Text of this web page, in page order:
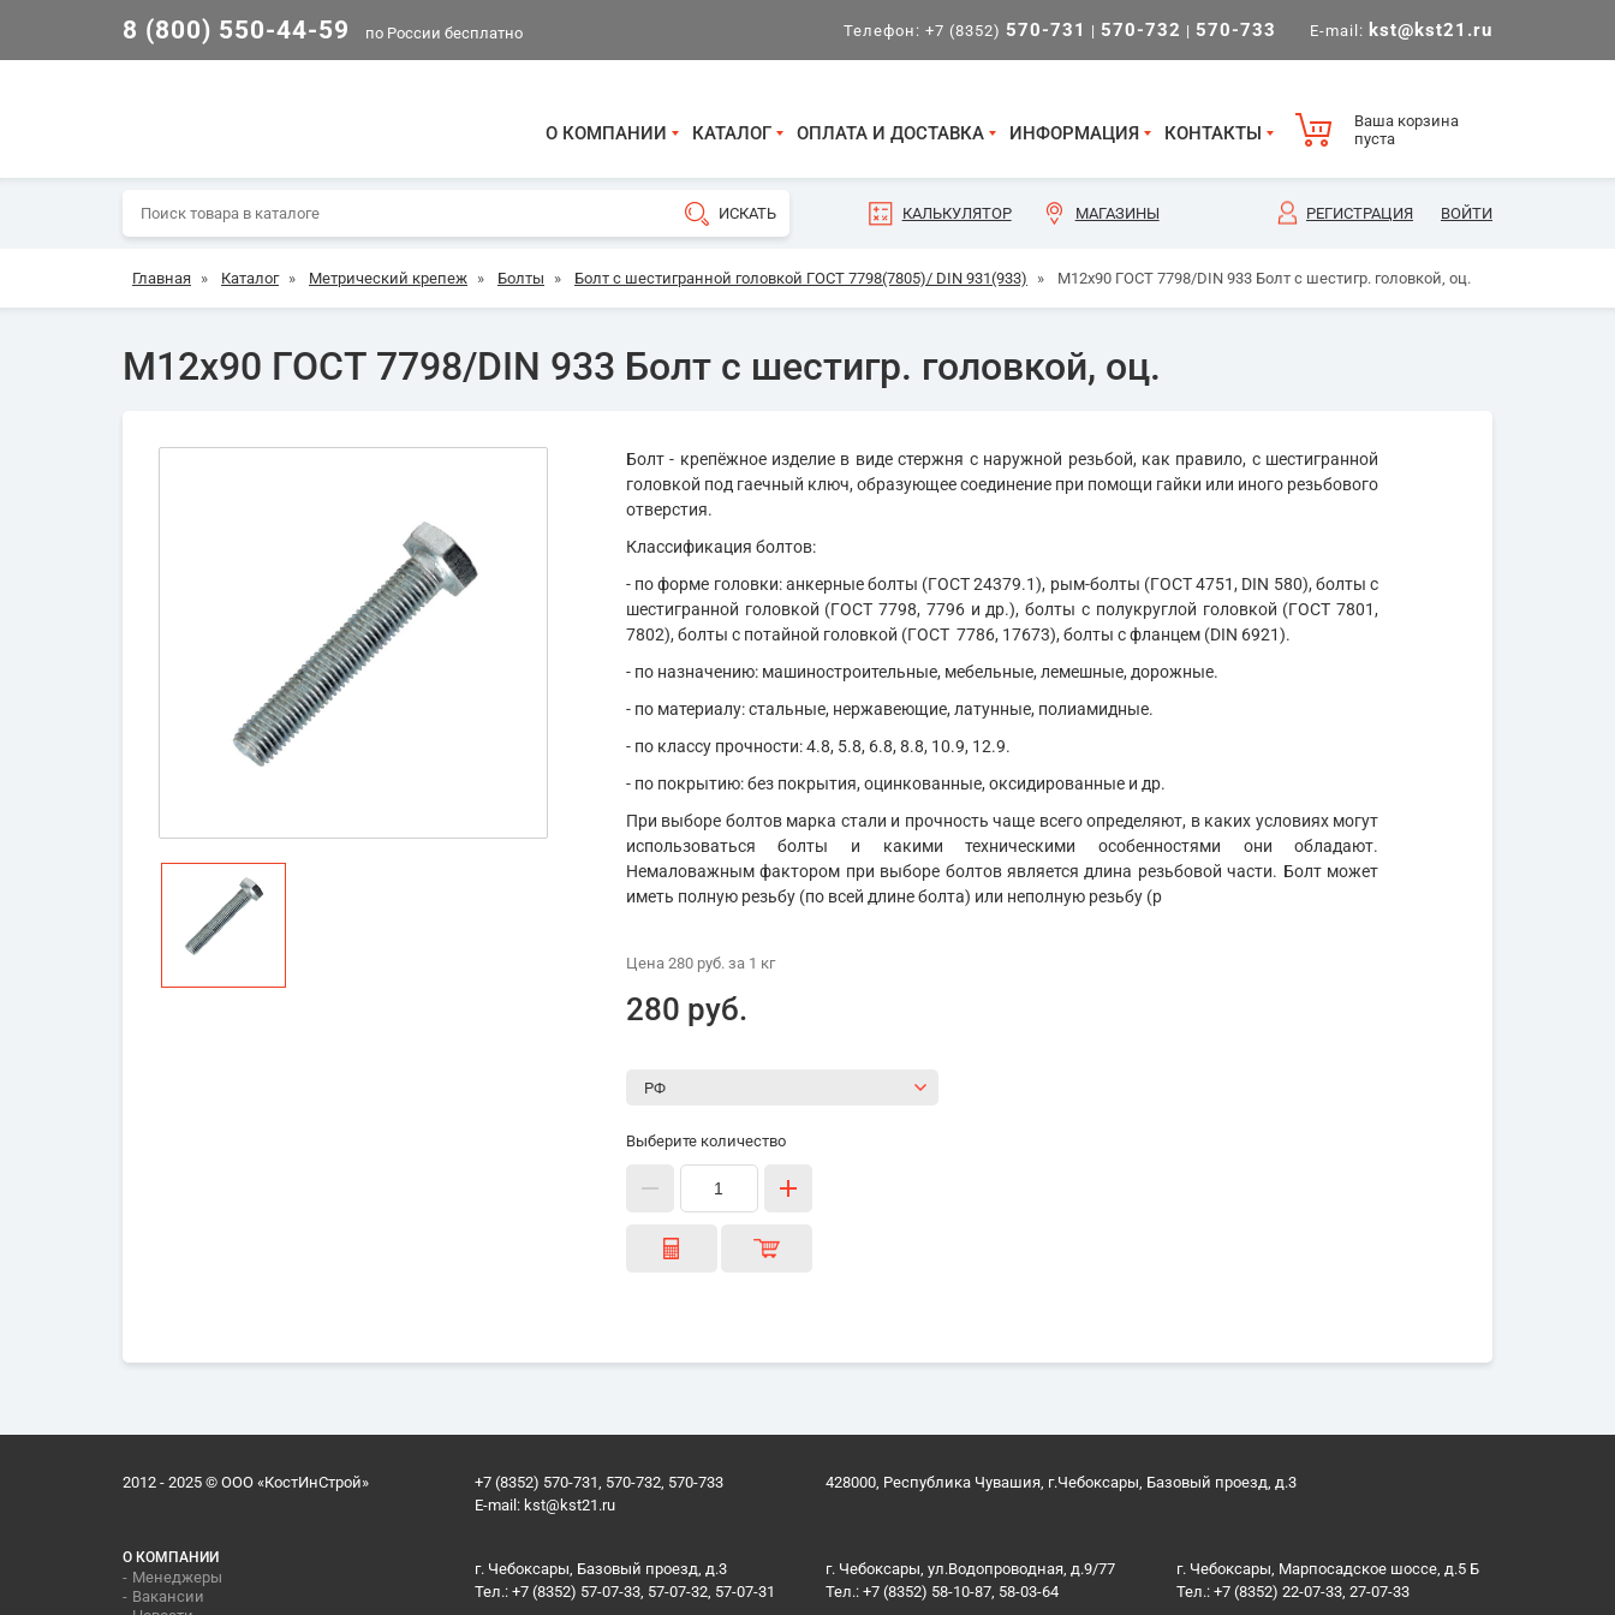
8 (800) 550-44-59 по России бесплатно Телефон: +7 (8352) 570-731 | 570-732 | 570-733 E-mail: kst@kst21.ru
О КОМПАНИИ КАТАЛОГ ОПЛАТА И ДОСТАВКА ИНФОРМАЦИЯ КОНТАКТЫ
Ваша корзина
пуста
КАЛЬКУЛЯТОР МАГАЗИНЫ РЕГИСТРАЦИЯ ВОЙТИ
Главная » Каталог » Метрический крепеж » Болты » Болт с шестигранной головкой ГОСТ 7798(7805)/ DIN 931(933) » М12х90 ГОСТ 7798/DIN 933 Болт с шестигр. головкой, оц.
М12х90 ГОСТ 7798/DIN 933 Болт с шестигр. головкой, оц.
Болт - крепёжное изделие в виде стержня с наружной резьбой, как правило, с шестигранной
головкой под гаечный ключ, образующее соединение при помощи гайки или иного резьбового
отверстия.
Классификация болтов:
- по форме головки: анкерные болты (ГОСТ 24379.1), рым-болты (ГОСТ 4751, DIN 580), болты с
шестигранной головкой (ГОСТ 7798, 7796 и др.), болты с полукруглой головкой (ГОСТ 7801,
7802), болты с потайной головкой (ГОСТ 7786, 17673), болты с фланцем (DIN 6921).
- по назначению: машиностроительные, мебельные, лемешные, дорожные.
- по материалу: стальные, нержавеющие, латунные, полиамидные.
- по классу прочности: 4.8, 5.8, 6.8, 8.8, 10.9, 12.9.
- по покрытию: без покрытия, оцинкованные, оксидированные и др.
При выборе болтов марка стали и прочность чаще всего определяют, в каких условиях могут
использоваться болты и какими техническими особенностями они обладают.
Немаловажным фактором при выборе болтов является длина резьбовой части. Болт может
иметь полную резьбу (по всей длине болта) или неполную резьбу (р
Цена 280 руб.за 1 кг
280 руб.
Выберите количество
2012 - 2025 © ООО «КостИнСтрой»
+7 (8352) 570-731, 570-732, 570-733
E-mail: kst@kst21.ru
428000, Республика Чувашия, г.Чебоксары, Базовый проезд, д.3
О КОМПАНИИ
Менеджеры
Вакансии
г. Чебоксары, Базовый проезд, д.3
Тел.: +7 (8352) 57-07-33, 57-07-32, 57-07-31
г. Чебоксары, ул.Водопроводная, д.9/77
Тел.: +7 (8352) 58-10-87, 58-03-64
г. Чебоксары, Марпосадское шоссе, д.5 Б
Тел.: +7 (8352) 22-07-33, 27-07-33